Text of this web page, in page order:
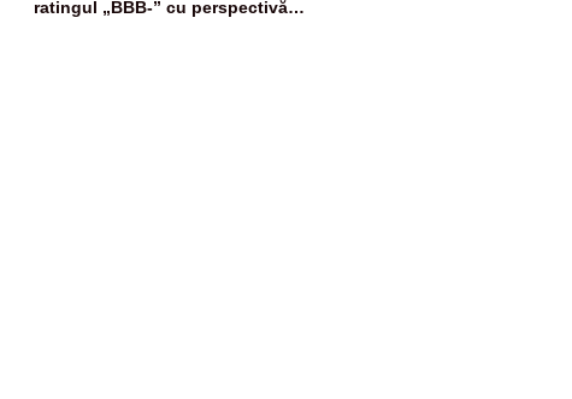
ratingul „BBB-” cu perspectivă